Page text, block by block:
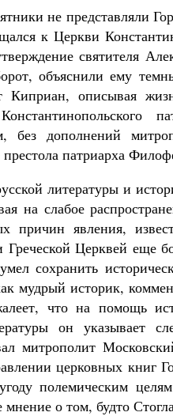
не представляли
к Церкви
святителя
объяснили ему
Киприан, описывая
без дополнений
патриарха
литературы и
на слабое
причин явления,
Церквей еще
сохранить
мудрый историк,
что на помощь
он указывает
митрополит
церковных книг
полемическим
мнение о том, будто